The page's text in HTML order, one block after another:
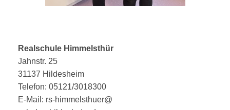
Realschule Himmelsthür
Jahnstr. 25
31137 Hildesheim
Telefon: 05121/3018300
E-Mail: rs-himmelsthuer@